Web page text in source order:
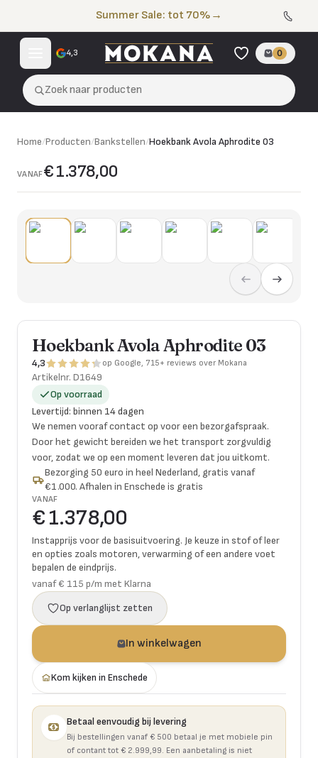
Summer Sale: tot 70% →
4,3 0
Zoek naar producten
Home/Producten/Bankstellen/Hoekbank Avola Aphrodite 03
VANAF€ 1.378,00
Hoekbank Avola Aphrodite 03
4,3 op Google, 715+ reviews over Mokana
Artikelnr. D1649
Op voorraad
Levertijd: binnen 14 dagen
We nemen vooraf contact op voor een bezorgafspraak.
Door het gewicht bereiden we het transport zorgvuldig
voor, zodat we op een moment leveren dat jou uitkomt.
Bezorging 50 euro in heel Nederland, gratis vanaf
€1.000. Afhalen in Enschede is gratis
VANAF
€ 1.378,00
Instapprijs voor de basisuitvoering. Je keuze in stof of leer
en opties zoals motoren, verwarming of een andere voet
bepalen de eindprijs.
vanaf € 115 p/m met Klarna
Op verlanglijst zetten
In winkelwagen
Kom kijken in Enschede
Betaal eenvoudig bij levering
Bij bestellingen vanaf € 500 betaal je met mobiele pin
of contant tot € 2.999,99. Een aanbetaling is niet